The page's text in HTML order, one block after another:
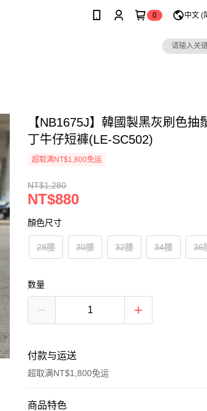
0 中文 (
【NB1675J】韓國製黑灰刷色抽
丁牛仔短褲(LE-SC502)
超取满NT$1,800免运
NT$1,280
NT$880
顏色尺寸
28腰 30腰 32腰 34腰 36
数量
付款与运送
超取满NT$1,800免运
付款方式
商品特色